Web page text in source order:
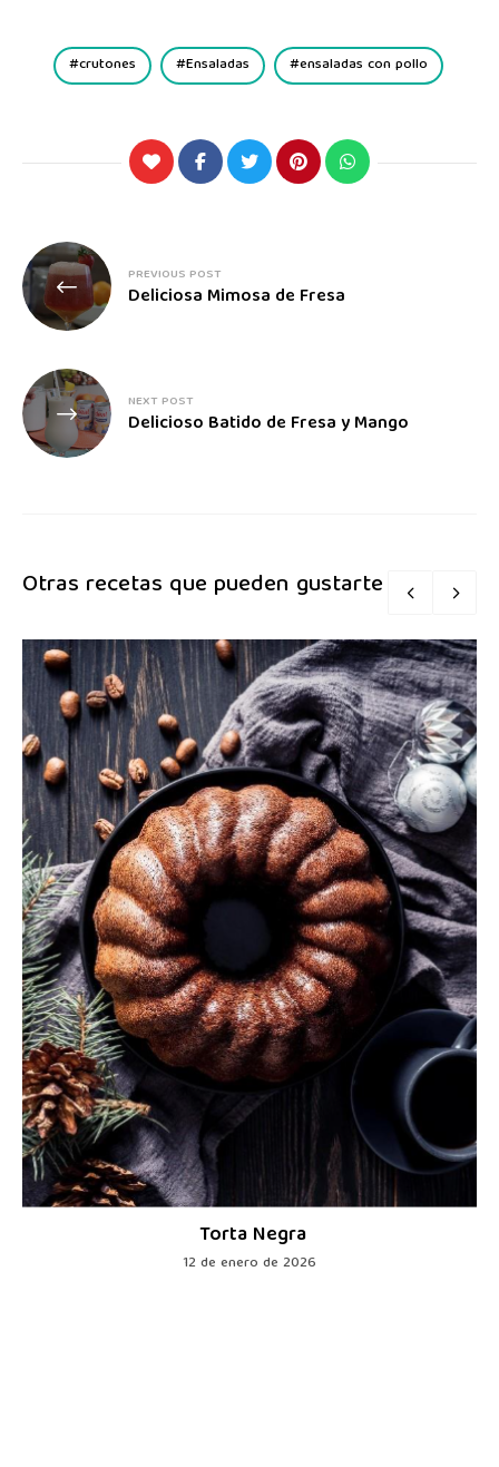
crutones Ensaladas ensaladas con pollo
PREVIOUS POST
Deliciosa Mimosa de Fresa
NEXT POST
Delicioso Batido de Fresa y Mango
Otras recetas que pueden gustarte
Torta Negra
12 de enero de 2026